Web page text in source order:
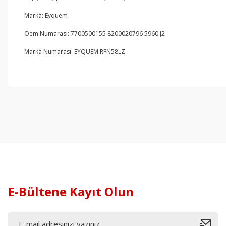
Marka: Eyquem
Oem Numarası: 7700500155 8200020796 5960.J2
Marka Numarası: EYQUEM RFN58LZ
E-Bültene Kayıt Olun